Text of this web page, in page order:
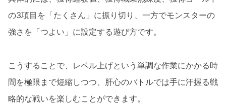
の3項目を「たくさん」に振り切り、一方でモンスターの
強さを「つよい」に設定する遊び方です。
こうすることで、レベル上げという単調な作業にかかる時
間を極限まで短縮しつつ、肝心のバトルでは手に汗握る戦
略的な戦いを楽しむことができます。